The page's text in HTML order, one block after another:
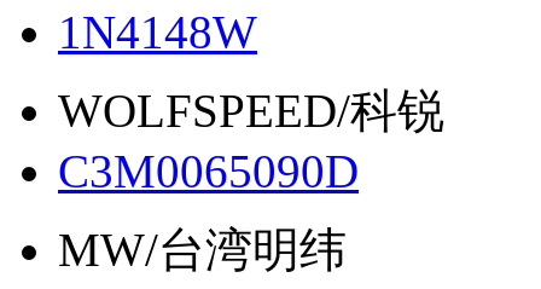
1N4148W
WOLFSPEED/科锐
C3M0065090D
MW/台湾明纬